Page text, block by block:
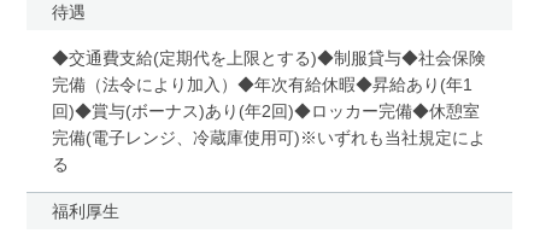
待遇
◆交通費支給(定期代を上限とする)◆制服貸与◆社会保険
完備（法令により加入）◆年次有給休暇◆昇給あり(年1
回)◆賞与(ボーナス)あり(年2回)◆ロッカー完備◆休憩室
完備(電子レンジ、冷蔵庫使用可)※いずれも当社規定によ
る
福利厚生